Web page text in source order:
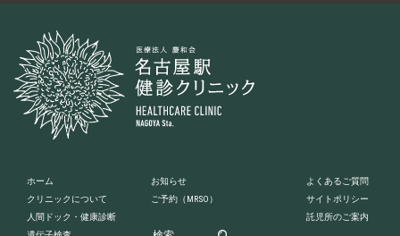
ホーム
クリニックについて
人間ドック・健康診断
お知らせ
ご予約 （MRSO）
よくあるご質問
サイトポリシー
託児所のご案内